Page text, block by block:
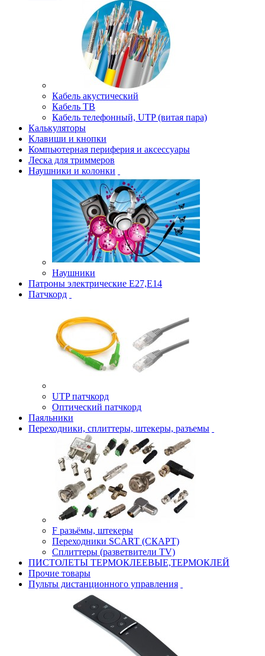
Кабель акустический
Кабель ТВ
Кабель телефонный, UTP (витая пара)
Калькуляторы
Клавиши и кнопки
Компьютерная периферия и аксессуары
Леска для триммеров
Наушники и колонки
Наушники
Патроны электрические Е27,Е14
Патчкорд
UTP патчкорд
Оптический патчкорд
Паяльники
Переходники, сплиттеры, штекеры, разъемы
F разьёмы, штекеры
Переходники SCART (СКАРТ)
Сплиттеры (разветвители TV)
ПИСТОЛЕТЫ ТЕРМОКЛЕЕВЫЕ,ТЕРМОКЛЕЙ
Прочие товары
Пульты дистанционного управления